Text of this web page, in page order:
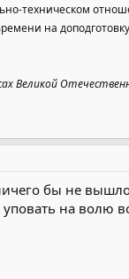
техническом
на
Великой
бы не
на волю